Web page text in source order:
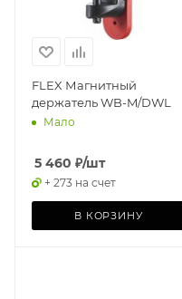
FLEX Магнитный
держатель WB-M/DWL
Мало
5 460 ₽/шт
+ 273 на счет
В КОРЗИНУ